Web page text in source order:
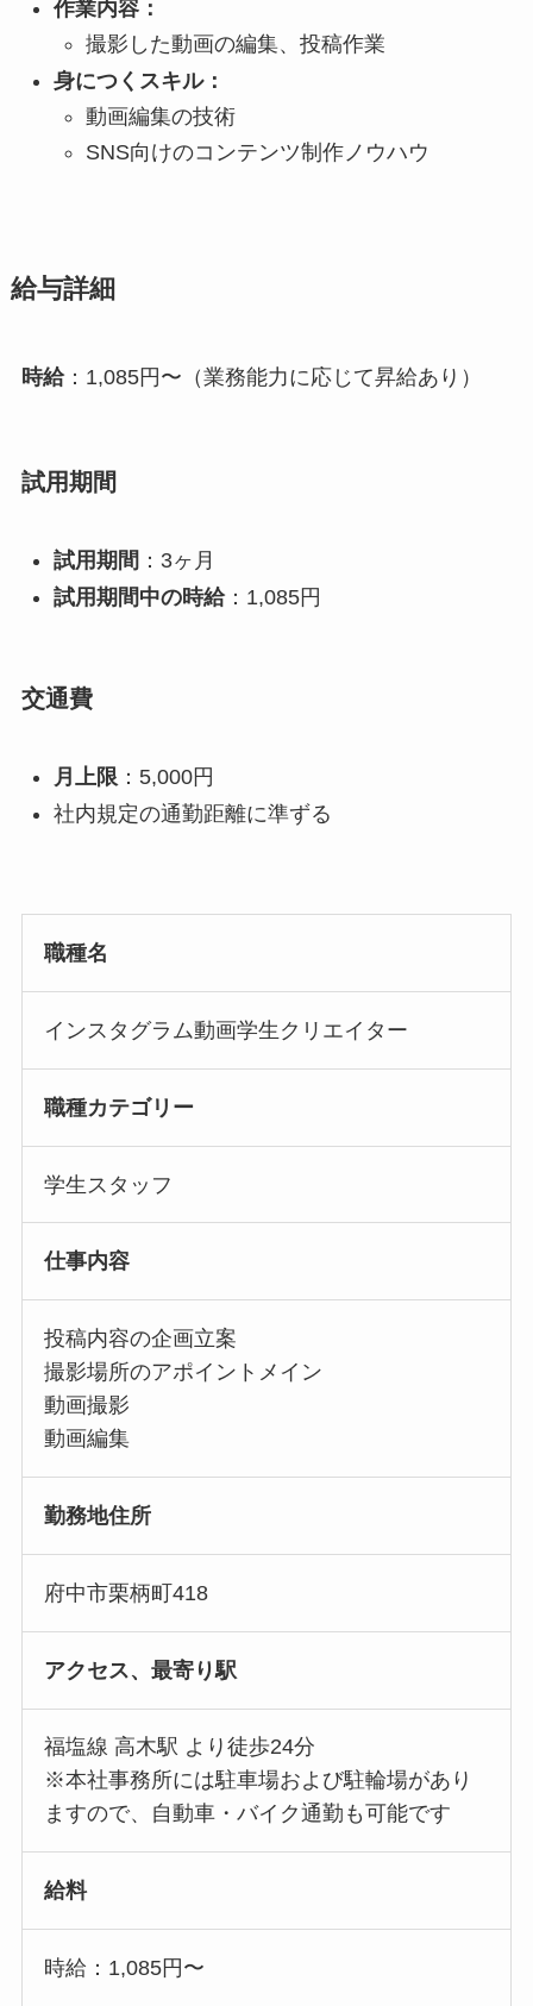
作業内容：
撮影した動画の編集、投稿作業
身につくスキル：
動画編集の技術
SNS向けのコンテンツ制作ノウハウ
給与詳細
時給：1,085円〜（業務能力に応じて昇給あり）
試用期間
試用期間 ：3ヶ月
試用期間中の時給：1,085円
交通費
月上限：5,000円
社内規定の通勤距離に準ずる
職種名
インスタグラム動画学生クリエイター
職種カテゴリー
学生スタッフ
仕事内容
投稿内容の企画立案
撮影場所のアポイントメイン
動画撮影
動画編集
勤務地住所
府中市栗柄町418
アクセス、最寄り駅
福塩線 高木駅 より徒歩24分
※本社事務所には駐車場および駐輪場があり
ますので、自動車・バイク通勤も可能です
給料
時給：1,085円〜